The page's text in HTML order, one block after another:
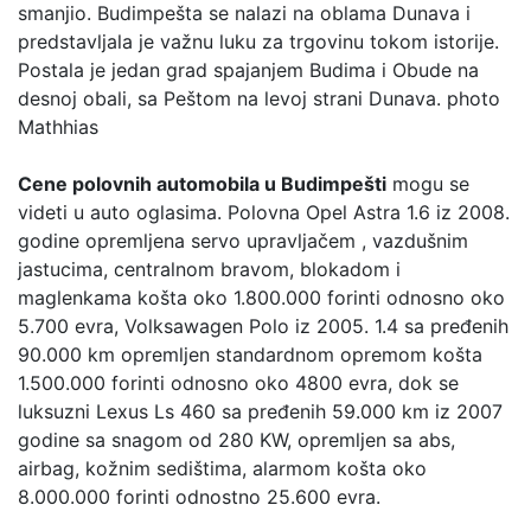
smanjio. Budimpešta se nalazi na oblama Dunava i
predstavljala je važnu luku za trgovinu tokom istorije.
Postala je jedan grad spajanjem Budima i Obude na
desnoj obali, sa Peštom na levoj strani Dunava. photo
Mathhias
Cene polovnih automobila u Budimpešti mogu se
videti u auto oglasima. Polovna Opel Astra 1.6 iz 2008.
godine opremljena servo upravljačem , vazdušnim
jastucima, centralnom bravom, blokadom i
maglenkama košta oko 1.800.000 forinti odnosno oko
5.700 evra, Volksawagen Polo iz 2005. 1.4 sa pređenih
90.000 km opremljen standardnom opremom košta
1.500.000 forinti odnosno oko 4800 evra, dok se
luksuzni Lexus Ls 460 sa pređenih 59.000 km iz 2007
godine sa snagom od 280 KW, opremljen sa abs,
airbag, kožnim sedištima, alarmom košta oko
8.000.000 forinti odnostno 25.600 evra.